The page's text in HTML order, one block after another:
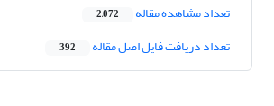
تعداد مشاهده مقاله 2,072
تعداد دریافت فایل اصل مقاله 392